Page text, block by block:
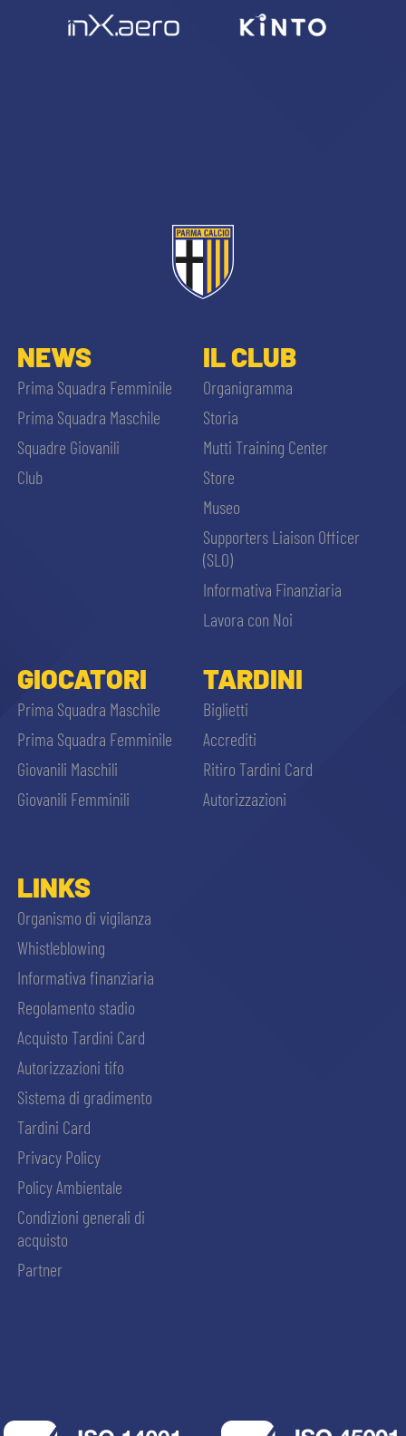
NEWS
Prima Squadra Femminile
Prima Squadra Maschile
Squadre Giovanili
Club
IL CLUB
Organigramma
Storia
Mutti Training Center
Store
Museo
Supporters Liaison Officer
(SLO)
Informativa Finanziaria
Lavora con Noi
GIOCATORI
Prima Squadra Maschile
Prima Squadra Femminile
Giovanili Maschili
Giovanili Femminili
TARDINI
Biglietti
Accrediti
Ritiro Tardini Card
Autorizzazioni
LINKS
Organismo di vigilanza
Whistleblowing
Informativa finanziaria
Regolamento stadio
Acquisto Tardini Card
Autorizzazioni tifo
Sistema di gradimento
Tardini Card
Privacy Policy
Policy Ambientale
Condizioni generali di
acquisto
Partner